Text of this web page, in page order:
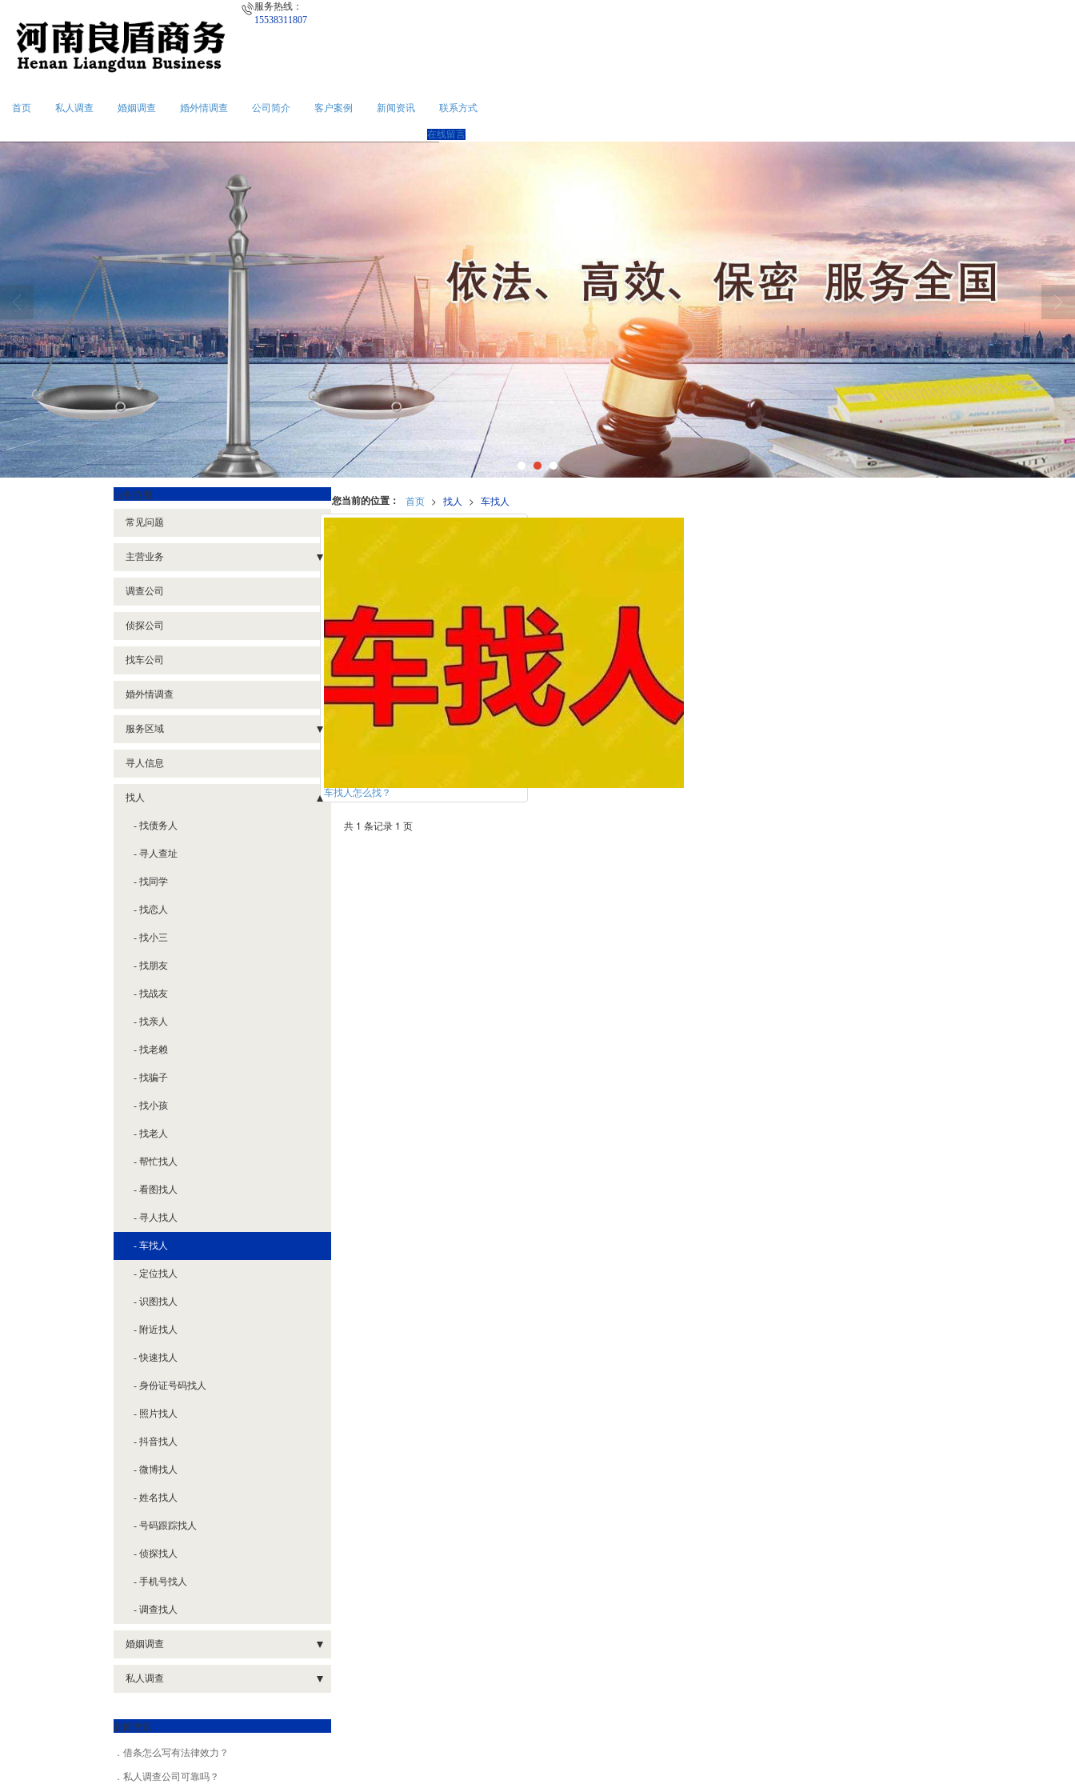
服务热线：
15538311807
首页 私人调查 婚姻调查 婚外情调查 公司简介 客户案例 新闻资讯 联系方式
在线留言
您当前的位置： 首页 > 找人 > 车找人
车找人怎么找？
共 1 条记录 1 页
业务范围
常见问题
主营业务
- 河南找人公司
- 郑州调查公司电话
- 河南私家侦探电话
- 河南婚外情调查公司
- 郑州婚外情调查公司
- 河南私人调查公司
- 郑州私人调查
调查公司
侦探公司
找车公司
婚外情调查
服务区域
- 航空港区
- 金水区
寻人信息
找人
- 找债务人
- 寻人查址
- 找同学
- 找恋人
- 找小三
- 找朋友
- 找战友
- 找亲人
- 找老赖
- 找骗子
- 找小孩
- 找老人
- 帮忙找人
- 看图找人
- 寻人找人
- 车找人
- 定位找人
- 识图找人
- 附近找人
- 快速找人
- 身份证号码找人
- 照片找人
- 抖音找人
- 微博找人
- 姓名找人
- 号码跟踪找人
- 侦探找人
- 手机号找人
- 调查找人
婚姻调查
- 婚姻调查问题
- 婚姻家事调查
- 私家婚姻调查
- 婚姻纠纷调查
私人调查
- 私人调查婚外情
新闻资讯
借条怎么写有法律效力？
私人调查公司可靠吗？